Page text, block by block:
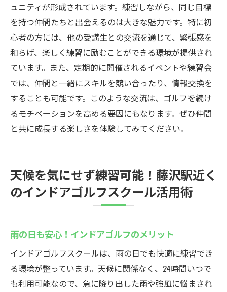
ュニティが形成されています。練習しながら、同じ目標
を持つ仲間たちと出会えるのは大きな魅力です。特に初
心者の方には、他の受講生との交流を通じて、緊張感を
和らげ、楽しく練習に励むことができる環境が提供され
ています。また、定期的に開催されるイベントや練習会
では、仲間と一緒にスキルを競い合ったり、情報交換を
することも可能です。このような交流は、ゴルフを続け
るモチベーションを高める要因にもなります。ぜひ仲間
と共に成長する楽しさを体験してみてください。
天候を気にせず練習可能！藤沢駅近く
のインドアゴルフスクール活用術
雨の日も安心！インドアゴルフのメリット
インドアゴルフスクールは、雨の日でも快適に練習でき
る環境が整っています。天候に関係なく、24時間いつで
も利用可能なので、急に降り出した雨や強風に悩まされ